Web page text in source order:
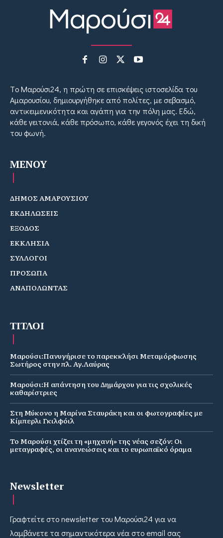
Tο Μαρούσι24, η πρώτη σε επισκέψεις ιστοσελίδα του
Αμαρουσίου, δημιουργήθηκε από πολίτες, με σεβασμό,
αντικειμενικότητα και αγάπη για την πόλη μας. Εδώ,
κάθε γειτονιά, κάθε πρόσωπο, κάθε γεγονός έχει τη δική
του φωνή.
MENOY
ΔΗΜΟΣ ΑΜΑΡΟΥΣΙΟΥ
ΕΚΔΗΛΩΣΕΙΣ
ΕΞΟΔΟΣ
ΕΚΚΛΗΣΙΑ
ΣΥΛΛΟΓΟΙ
ΠΡΟΣΩΠΑ
ΑΝΑΠΟΛΩΝΤΑΣ
ΤΙΤΛΟΙ
Μαρούσι:Πανυγήρισε το παρεκκλήσι Μεταμόρφωσης
Σωτήρος στην πλ. Αγ.Λαύρας
Μαρούσι:Η απάντηση του Δημάρχου για τις σχολικές
καθαρίστριες
Στη Μύκονο η Μαρίνα Σταυράκη και οι φωτογραφίες με
Κίμπερλι Γκιλφόιλ
Το Μαρούσι χτίζει τη «μηχανή» της νέας σεζόν: Οι
μεταγραφές, οι ανανεώσεις και το ευρωπαϊκό όραμα
Newsletter
Γραφτείτε στο newsletter του Μαρούσι24 για να
λαμβάνετε τα σημαντικότερα νέα στο email σας